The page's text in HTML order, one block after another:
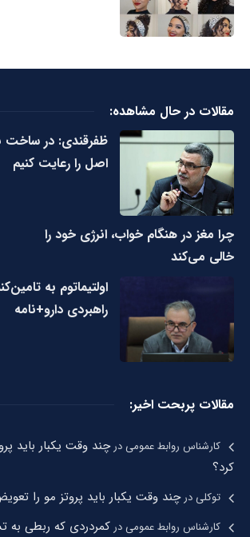
مقالات در حال مشاهده:
ظفرقندی: در ساخت
اصل را رعایت کنیم
چرا مغز در هنگام خواب، انرژی خود را
خالی می‌کند
اولتیماتوم به
راهبردی دارو+نامه
مقالات پربحت اخیر:
کارشناس روابط عمومیدرچند وقت یکبار باید
کرد؟
توکلیدرچند وقت یکبار باید پروتز مو را
کارشناس روابط عمومیدر کمردردی که ربطی